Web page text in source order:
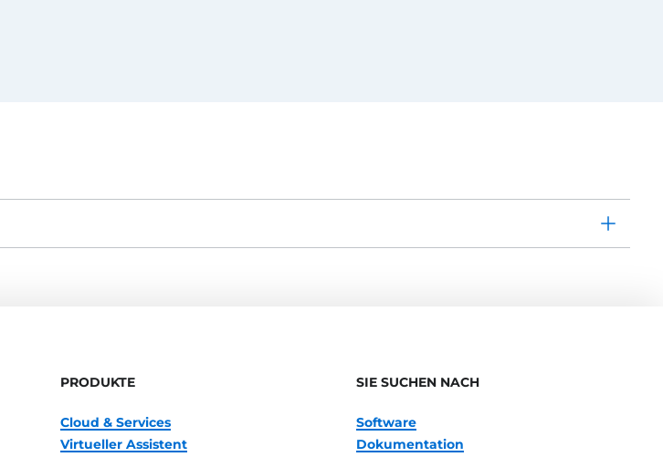
PRODUKTE
Cloud & Services
Virtueller Assistent
SIE SUCHEN NACH
Software
Dokumentation